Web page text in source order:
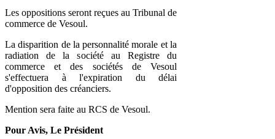
Les oppositions seront reçues au Tribunal de
commerce de Vesoul.
La disparition de la personnalité morale et la
radiation de la société au Registre du
commerce et des sociétés de Vesoul
s'effectuera à l'expiration du délai
d'opposition des créanciers.
Mention sera faite au RCS de Vesoul.
Pour Avis, Le Président